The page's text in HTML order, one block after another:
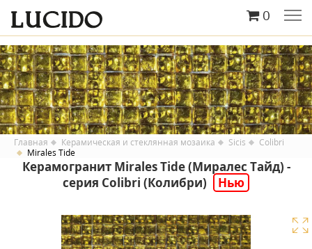
0
Главная Керамическая и стеклянная мозаика Sicis
Colibri
Mirales Tide
Керамогранит Mirales Tide (Миралес Тайд) -
серия Colibri (Колибри)
Нью